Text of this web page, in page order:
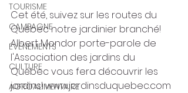
TOURISME
CAMPAGNE
ÉVÉNEMENTS
CULTURE
AGROALIMENTAIRE
Cet été, suivez sur les routes du
Québec notre jardinier branché!
Albert Mondor porte-parole de
l'Association des jardins du
Québec vous fera découvrir les
jardins! www.jardinsduquebec.com